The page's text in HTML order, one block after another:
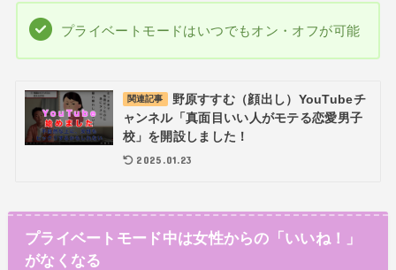
プライベートモードはいつでもオン・オフが可能
関連記事
野原すすむ（顔出し）YouTubeチ
ャンネル「真面目いい人がモテる恋愛男子
校」を開設しました！
2025.01.23
プライベートモード中は女性からの「いいね！」
がなくなる